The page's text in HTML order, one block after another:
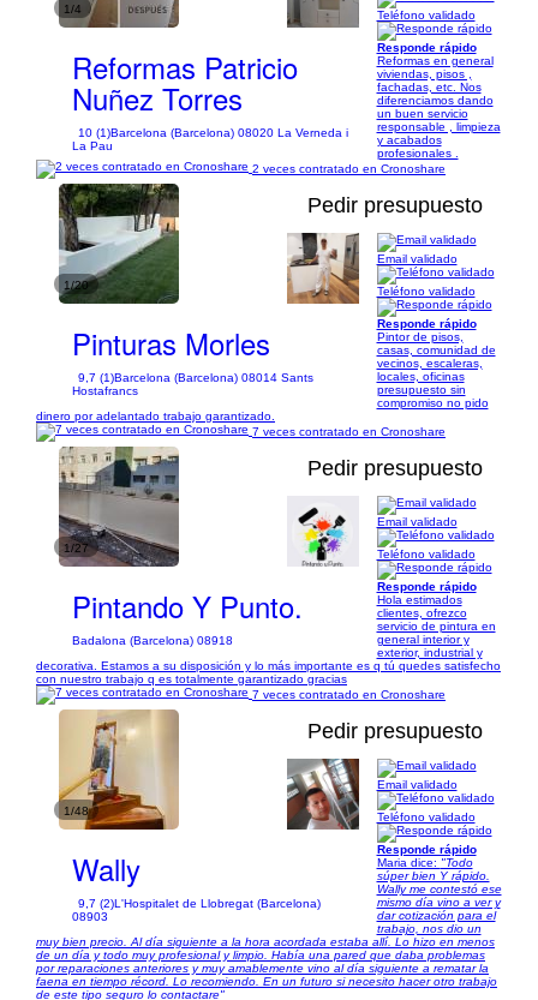
1/4
Reformas Patricio
Nuñez Torres
10 (1)Barcelona (Barcelona) 08020 La Verneda i
La Pau
Teléfono validado
Responde rápido
Reformas en general
viviendas, pisos ,
fachadas, etc. Nos
diferenciamos dando
un buen servicio
responsable , limpieza
y acabados
profesionales .
2 veces contratado en Cronoshare
1/20
Pedir presupuesto
Pinturas Morles
9,7 (1)Barcelona (Barcelona) 08014 Sants
Hostafrancs
Email validado
Teléfono validado
Responde rápido
Pintor de pisos,
casas, comunidad de
vecinos, escaleras,
locales, oficinas
presupuesto sin
compromiso no pido
dinero por adelantado trabajo garantizado.
7 veces contratado en Cronoshare
1/27
Pedir presupuesto
Pintando Y Punto.
Badalona (Barcelona) 08918
Email validado
Teléfono validado
Responde rápido
Hola estimados
clientes, ofrezco
servicio de pintura en
general interior y
exterior, industrial y
decorativa. Estamos a su disposición y lo más importante es q tú quedes satisfecho
con nuestro trabajo q es totalmente garantizado gracias
7 veces contratado en Cronoshare
1/48
Pedir presupuesto
Wally
9,7 (2)L'Hospitalet de Llobregat (Barcelona)
08903
Email validado
Teléfono validado
Responde rápido
Maria dice: "Todo
súper bien Y rápido.
Wally me contestó ese
mismo día vino a ver y
dar cotización para el
trabajo, nos dio un
muy bien precio. Al día siguiente a la hora acordada estaba allí. Lo hizo en menos
de un día y todo muy profesional y limpio. Había una pared que daba problemas
por reparaciones anteriores y muy amablemente vino al día siguiente a rematar la
faena en tiempo récord. Lo recomiendo. En un futuro si necesito hacer otro trabajo
de este tipo seguro lo contactare"